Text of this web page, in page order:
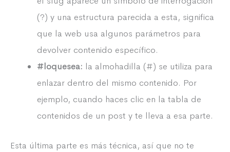
(?) y una estructura parecida a esta, significa
que la web usa algunos parámetros para
devolver contenido específico.
#loquesea: la almohadilla (#) se utiliza para
enlazar dentro del mismo contenido. Por
ejemplo, cuando haces clic en la tabla de
contenidos de un post y te lleva a esa parte.
Esta última parte es más técnica, así que no te